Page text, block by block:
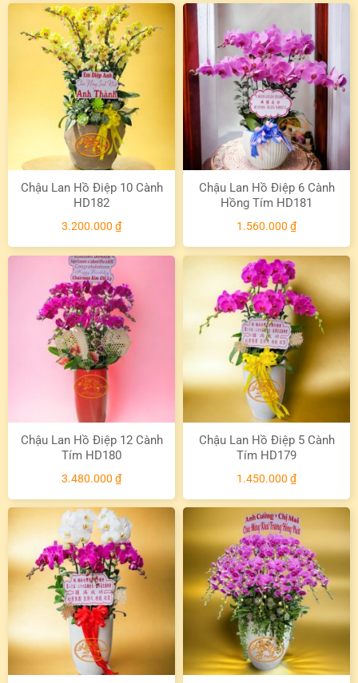
Chậu Lan Hồ Điệp 10 Cành
HD182
3.200.000 ₫
Chậu Lan Hồ Điệp 6 Cành
Hồng Tím HD181
1.560.000 ₫
Chậu Lan Hồ Điệp 12 Cành
Tím HD180
3.480.000 ₫
Chậu Lan Hồ Điệp 5 Cành
Tím HD179
1.450.000 ₫